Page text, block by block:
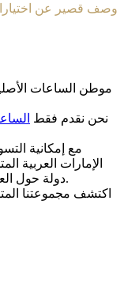
وصف قصير عن
نحن نقدم فقط
مع إمکانیة
دولة حول العالم، نوفر لکم تجربة تسوق آمنة وبدون حدود.
اکتشف مجموعتنا